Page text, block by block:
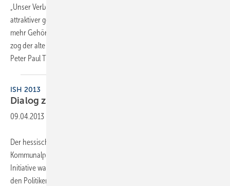
„Unser Verband ist in den vergangenen vier Jahren moderner und
attraktiver geworden, und wir konnten unseren Belangen und Zielen
mehr Gehör in der Öffentlichkeit verschaffen.“ Diese positive Bilanz
zog der alte und zugleich neue Obermeister der Innung Frankfurt,
Peter Paul Thoma. Er wurde
ISH 2013
Dialog zwischen Politik und
09.04.2013
Der hessische Fachverband lud anlässlich der Messe ISH Landes- und
Kommunalpolitiker zu begleiteten Messerundgängen ein. Ziel der
Initiative war es, den Dialog von Politik und Handwerk zu fördern und
den Politikern die Gelegenheit zu geben, sich über innovative